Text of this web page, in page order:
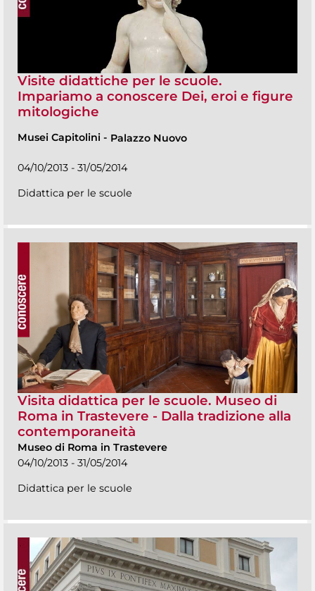
Visite didattiche per le scuole.
Impariamo a conoscere Dei, eroi e figure
mitologiche
Musei Capitolini - Palazzo Nuovo
04/10/2013 - 31/05/2014
Didattica per le scuole
Visita didattica per le scuole. Museo di
Roma in Trastevere - Dalla tradizione alla
contemporaneità
Museo di Roma in Trastevere
04/10/2013 - 31/05/2014
Didattica per le scuole